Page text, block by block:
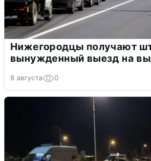
Нижегородцы получают
вынужденный выезд на
8 августа 0